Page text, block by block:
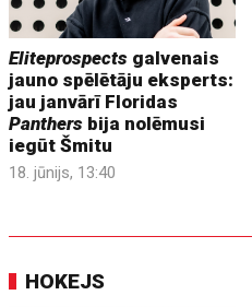
Eliteprospects galvenais
jauno spēlētāju eksperts:
jau janvārī Floridas
Panthers bija nolēmusi
iegūt Šmitu
18. jūnijs, 13:40
HOKEJS